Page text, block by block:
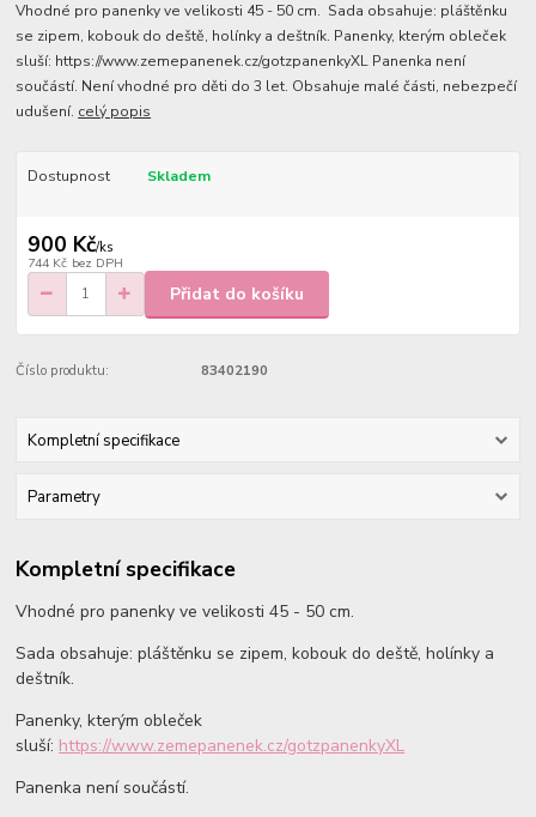
Vhodné pro panenky ve velikosti 45 - 50 cm. Sada obsahuje: pláštěnku
se zipem, kobouk do deště, holínky a deštník. Panenky, kterým obleček
sluší: https://www.zemepanenek.cz/gotzpanenkyXL Panenka není
součástí. Není vhodné pro děti do 3 let. Obsahuje malé části, nebezpečí
udušení. celý popis
Dostupnost Skladem
900 Kč/ks
744 Kč bez DPH
Přidat do košíku
Číslo produktu: 83402190
Kompletní specifikace
Parametry
Kompletní specifikace
Vhodné pro panenky ve velikosti 45 - 50 cm.
Sada obsahuje: pláštěnku se zipem, kobouk do deště, holínky a
deštník.
Panenky, kterým obleček
sluší: https://www.zemepanenek.cz/gotzpanenkyXL
Panenka není součástí.